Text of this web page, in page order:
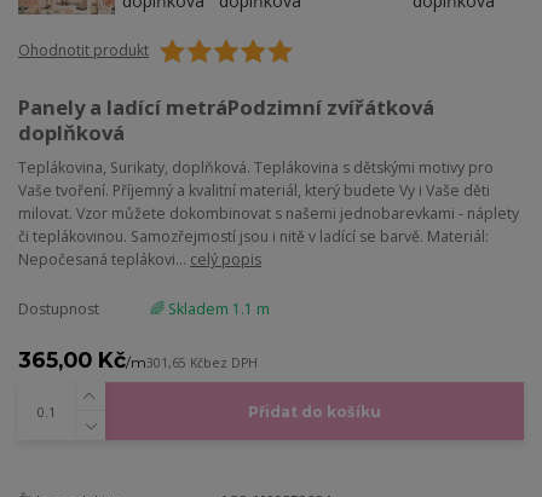
Ohodnotit produkt
Panely a ladící metráPodzimní zvířátková
doplňková
Teplákovina, Surikaty, doplňková. Teplákovina s dětskými motivy pro
Vaše tvoření. Příjemný a kvalitní materiál, který budete Vy i Vaše děti
milovat. Vzor můžete dokombinovat s našemi jednobarevkami - náplety
či teplákovinou. Samozřejmostí jsou i nitě v ladící se barvě. Materiál:
Nepočesaná teplákovi... celý popis
Dostupnost 🌈 Skladem 1.1 m
365,00 Kč/m301,65 Kčbez DPH
Přidat do košíku